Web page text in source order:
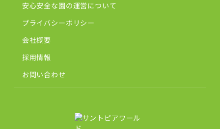
安心安全な園の運営について
プライバシーポリシー
会社概要
採用情報
お問い合わせ